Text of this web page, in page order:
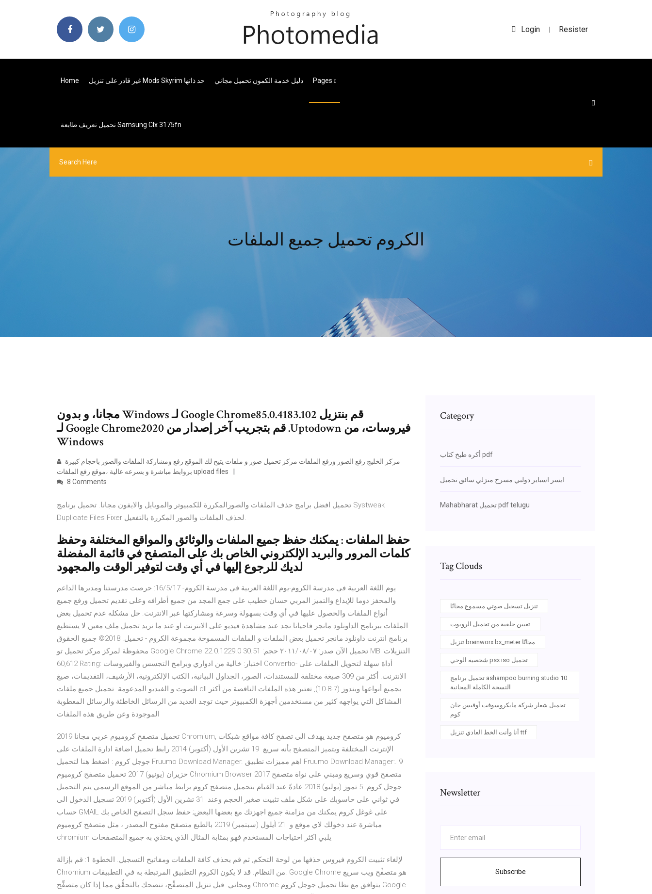
Login | Resister
Home غير قادر على تنزيل Mods Skyrim حد ذاتها دليل خدمة الكمون تحميل مجاني Pages
تحميل تعريف طابعة Samsung Clx 3175fn
الكروم تحميل جميع الملفات
‫قم بنتزيل Google Chrome85.0.4183.102 لـ Windows مجانا، و بدون
فيروسات، من Uptodown. قم بتجريب آخر إصدار من Google Chrome2020 لـ
Windows
بروابط مباشرة و بسرعه عالية ،موقع رفع الملفات upload files
8 Comments
تحميل افضل برامج حذف الملفات والصورالمكررة للكمبيوتر والموبايل والايفون مجانا. تحميل برنامج Systweak
Duplicate Files Fixer لحذف الملفات والصور المكررة بالتفعيل.
حفظ الملفات : يمكنك حفظ جميع الملفات والوثائق والمواقع المختلفة وحفظ
كلمات المرور والبريد الإلكتروني الخاص بك على المتصفح في قائمة المفضلة
لديك للرجوع إليها في أي وقت لتوفير الوقت والمجهود
يوم اللغة العربية في مدرسة الكروم-يوم اللغة العربية في مدرسة الكروم- 16/5/17: حرصت مدرستنا ومديرها الداعم
والمحفز دوما للإبداع والتميز المربي حسان خطيب على جمع المجد من جميع أطرافه وعلى تقديم تحميل ورفع جميع
أنواع الملفات والحصول عليها في أي وقت بسهولة وسرعة ومشاركتها عبر الانترنت. حل مشكله عدم تحميل بعض
الملفات ببرنامج الداونلود مانجر فاحيانا نجد عند مشاهدة فيديو على الانترنت او عند ما نريد تحميل ملف معين لا يستطيع
برنامج انترنت داونلود مانجر تحميل بعض الملفات و الملفات المسموحة مجموعة الكروم - تحميل. 2018© جميع الحقوق
محفوظة لمركز مركز تحميل تو Google Chrome 22.0.1229.0 تحميل الآن صدر: ٠٧‏/٠٨‏/٢٠١١ حجم: 30.51 MB التنزيلات:
60,612 Rating: اختبار: خالية من ادواري وبرامج التجسس والفيروسات Convertio- أداة سهلة لتحويل الملفات على
الانترنت. أكثر من 309 صيغة مختلفة للمستندات، الصور، الجداول البيانية، الكتب الإلكترونية، الأرشيف، التقديمات، صيغ
الصوت و الفيديو المدعومة. تحميل جميع ملفات dll بجميع أنواعها ويندوز (7-8-10), تعتبر هذه الملفات الناقصة من أكثر
المشاكل التي يواجهه كثير من مستخدمين أجهزة الكمبيوتر حيث توجد العديد من الرسائل الخاطئة والرسائل المعطوبة
الموجودة وعن طريق هذه الملفات
تحميل متصفح كروميوم عربي مجانا 2019 Chromium, كروميوم هو متصفح جديد يهدف الى تصفح كافة مواقع شبكات
الإنترنت المختلفة ويتميز المتصفح بأنه سريع 19 تشرين الأول (أكتوبر) 2014 رابط تحميل اضافة ادارة الملفات على
جوجل كروم : اضغط هنا لتحميل Fruumo Download Manager. اهم مميزات تطبيق Fruumo Download Manager:. 9
حزيران (يونيو) 2017 تحميل متصفح كروميوم Chromium Browser 2017 متصفح قوي وسريع ومبني على نواة متصفح
جوجل كروم. 5 تموز (يوليو) 2018 عادةً عند القيام بتحميل متصفح كروم برابط مباشر من الموقع الرسمي يتم التحميل
في ثواني على حاسوبك على شكل ملف تثبيت صغير الحجم وعند 31 تشرين الأول (أكتوبر) 2019 تسجيل الدخول الى
حساب GMAIL على غوغل كروم يمكنك من مزامنة جميع اجهزتك مع بعضها البعض; حفظ سجل التصفح الخاص بك
مباشرة عند دخولك لاي موقع و 21 أيلول (سبتمبر) 2019 بالطبع متصفح مفتوح المصدر ، مثل متصفح كروميوم
لإلغاء تثبيت الكروم فيروس حذفها من لوحة التحكم, ثم قم بحذف كافة الملفات ومفاتيح التسجيل. الخطوة 1: قم بإزالة
Chromium من النظام. قد لا يكون الكروم التطبيق المرتبطة به في التطبيقات. Google Chrome هو متصفِّح ويب سريع
ومجاني. قبل تنزيل المتصفِّح، ننصحك بالتحقُّق مما إذا كان متصفِّح Chrome يتوافق مع نظا تحميل جوجل كروم Google
Category
أكره طبخ كتاب pdf
ايسر اسباير دولبي مسرح منزلي سائق تحميل
Mahabharat تحميل pdf telugu
Tag Clouds
تنزيل تسجيل صوتي مسموع مجانًا
تعيين خلفية من تحميل الروبوت
تنزيل brainworx bx_meter مجانًا
شخصية الوحي psx iso تحميل
تحميل برنامج ashampoo burning studio 10
النسخة الكاملة المجانية
تحميل شعار شركة مايكروسوفت أوفيس جان
كوم
أنا وأنت الخط العادي تنزيل ttf
Newsletter
Subscribe